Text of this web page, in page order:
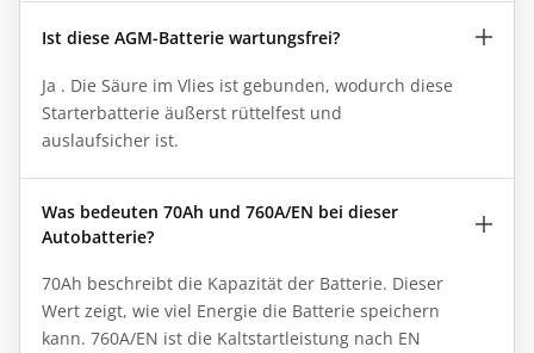
Ist diese AGM-Batterie wartungsfrei?
Ja . Die Säure im Vlies ist gebunden, wodurch diese
Starterbatterie äußerst rüttelfest und
auslaufsicher ist.
Was bedeuten 70Ah und 760A/EN bei dieser
Autobatterie?
70Ah beschreibt die Kapazität der Batterie. Dieser
Wert zeigt, wie viel Energie die Batterie speichern
kann. 760A/EN ist die Kaltstartleistung nach EN